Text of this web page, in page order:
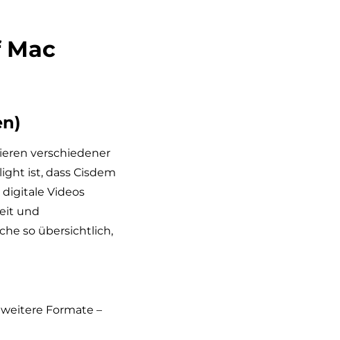
Mac
verschiedener
ist, dass Cisdem
Videos
und
so übersichtlich,
weitere Formate –